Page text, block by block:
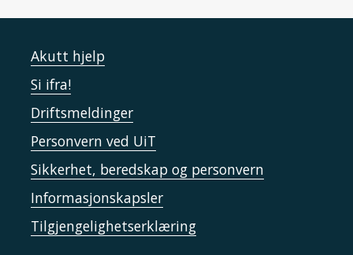
Akutt hjelp
Si ifra!
Driftsmeldinger
Personvern ved UiT
Sikkerhet, beredskap og personvern
Informasjonskapsler
Tilgjengelighetserklæring